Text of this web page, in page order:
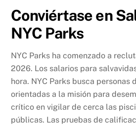
Conviértase en
NYC Parks
NYC Parks ha comenzado a
2026. Los salarios para
hora. NYC Parks busca personas
orientadas a la misión para
crítico en vigilar de cerca las
públicas. Las pruebas de